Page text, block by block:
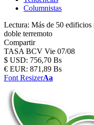
Columnistas
Lectura: Más de 50 edificios
doble terremoto
Compartir
TASA BCV Vie 07/08
$ USD: 756,70 Bs
€ EUR: 871,89 Bs
Font ResizerAa